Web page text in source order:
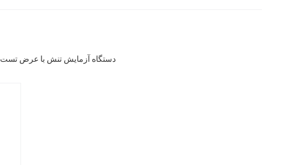
دستگاه آزمایش تنش با عرض تست 650mm AC220V/50Hz منبع برق 1PH و دقت ± 1٪ نیروی آزمایش برای آزمایش صنعتی